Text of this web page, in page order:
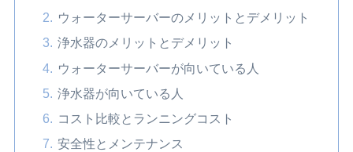
ウォーターサーバーのメリットとデメリット
浄水器のメリットとデメリット
ウォーターサーバーが向いている人
浄水器が向いている人
コスト比較とランニングコスト
安全性とメンテナンス